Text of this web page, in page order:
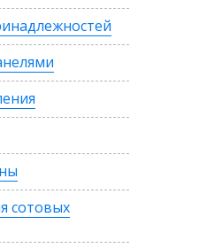
сотовых